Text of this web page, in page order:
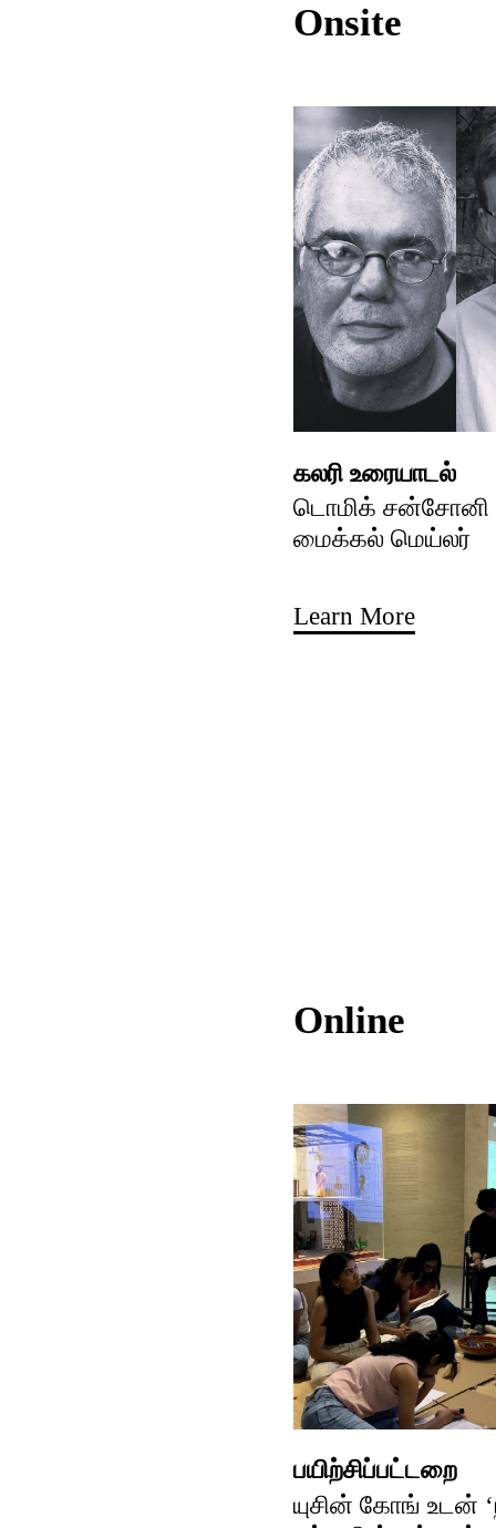
Onsite
கலரி உரையாடல்
டொமிக் சன்சோனி
மைக்கல் மெய்லர்
Learn More
Online
பயிற்சிப்பட்டறை
யுசின் கோங் உடன்